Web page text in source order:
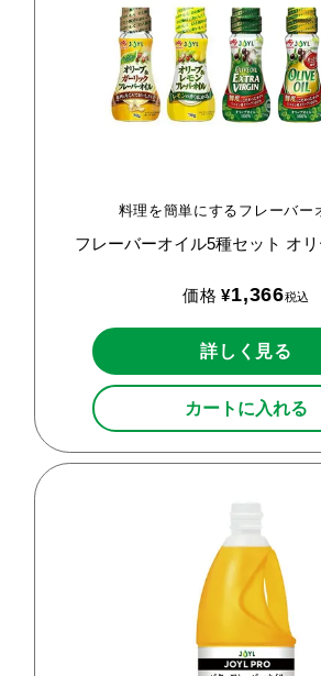
料理を簡単にするフレーバー
フレーバーオイル5種セット オ
価格 ¥1,366税込
詳しく見る
カートに入れる